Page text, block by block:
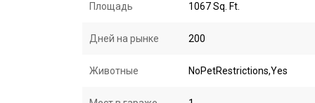
Площадь 1067 Sq. Ft.
Дней на рынке 200
Животные NoPetRestrictions,Yes